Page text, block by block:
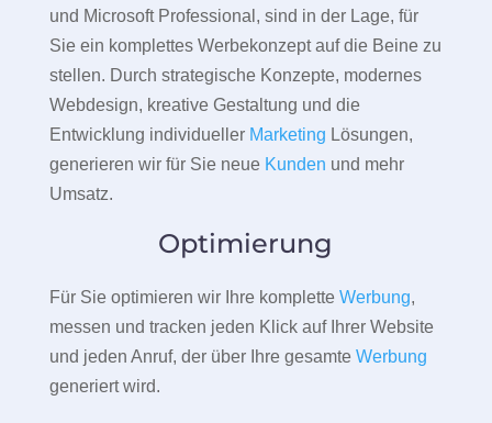
und Microsoft Professional, sind in der Lage, für
Sie ein komplettes Werbekonzept auf die Beine zu
stellen. Durch strategische Konzepte, modernes
Webdesign, kreative Gestaltung und die
Entwicklung individueller Marketing Lösungen,
generieren wir für Sie neue Kunden und mehr
Umsatz.
Optimierung
Für Sie optimieren wir Ihre komplette Werbung,
messen und tracken jeden Klick auf Ihrer Website
und jeden Anruf, der über Ihre gesamte Werbung
generiert wird.